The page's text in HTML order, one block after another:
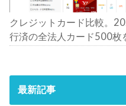
クレジットカード比較。
行済の全法人カード500枚
最新記事